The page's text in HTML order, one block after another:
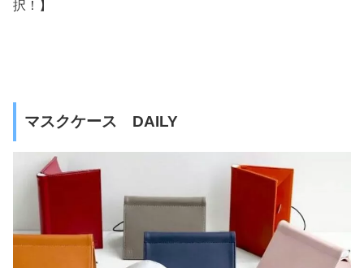
択！】
マスクケース DAILY